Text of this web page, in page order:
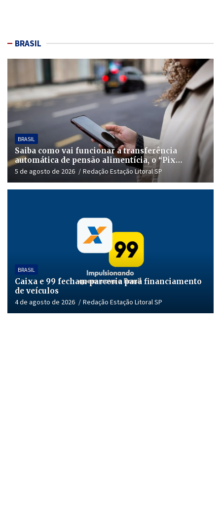
BRASIL
BRASIL
Saiba como vai funcionar a transferência
automática de pensão alimentícia, o “Pix
Pensão”
5 de agosto de 2026 Redação Estação Litoral SP
BRASIL
Caixa e 99 fecham parceria para financiamento
de veículos
4 de agosto de 2026 Redação Estação Litoral SP